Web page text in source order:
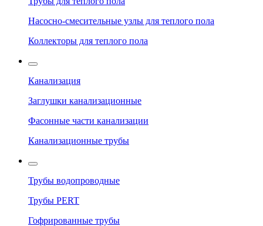
Насосно-смесительные узлы для теплого пола
Коллекторы для теплого пола
Канализация
Заглушки канализационные
Фасонные части канализации
Канализационные трубы
Трубы водопроводные
Трубы PERT
Гофрированные трубы